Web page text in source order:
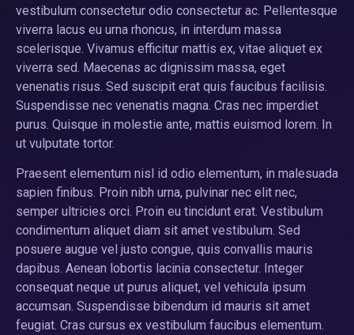
vestibulum consectetur odio consectetur ac. Pellentesque
viverra lacus eu urna rhoncus, in interdum massa
scelerisque. Vivamus efficitur mattis ex, vitae aliquet ex
viverra sed. Maecenas ac dignissim massa, eget
venenatis risus. Sed suscipit erat quis faucibus facilisis.
Suspendisse nec venenatis magna. Cras nec imperdiet
purus. Quisque in molestie ante, mattis euismod lorem. In
ut vulputate tortor.
Praesent elementum nisl id odio elementum, in malesuada
sapien finibus. Proin nibh urna, pulvinar nec elit nec,
semper ultricies orci. Proin eu tincidunt erat. Vestibulum
condimentum aliquet diam sit amet vestibulum. Sed
posuere augue vel justo congue, quis convallis mauris
dapibus. Aenean lobortis lacinia consectetur. Integer
consequat neque ut purus aliquet, vel vehicula ipsum
accumsan. Suspendisse bibendum id mauris sit amet
feugiat. Cras cursus ex vestibulum faucibus elementum.